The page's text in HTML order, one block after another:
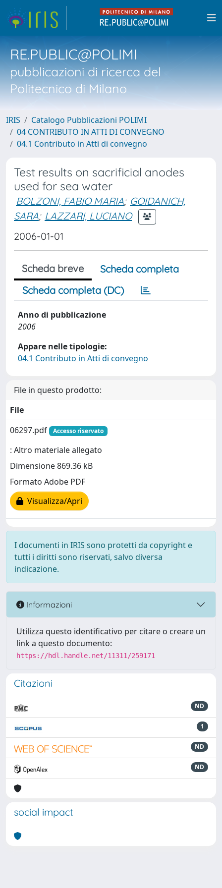
RE.PUBLIC@POLIMI
pubblicazioni di ricerca del
Politecnico di Milano
IRIS
Catalogo Pubblicazioni POLIMI
04 CONTRIBUTO IN ATTI DI CONVEGNO
04.1 Contributo in Atti di convegno
Test results on sacrificial anodes
used for sea water
BOLZONI, FABIO MARIA; GOIDANICH,
SARA; LAZZARI, LUCIANO
2006-01-01
Scheda breve
Scheda completa
Scheda completa (DC)
Anno di pubblicazione
2006
Appare nelle tipologie:
04.1 Contributo in Atti di convegno
File in questo prodotto:
File
06297.pdf
Accesso riservato
: Altro materiale allegato
Dimensione 869.36 kB
Formato Adobe PDF
Visualizza/Apri
I documenti in IRIS sono protetti da copyright e
tutti i diritti sono riservati, salvo diversa
indicazione.
Informazioni
Utilizza questo identificativo per citare o creare un
link a questo documento:
https://hdl.handle.net/11311/259171
Citazioni
ND
1
ND
ND
social impact